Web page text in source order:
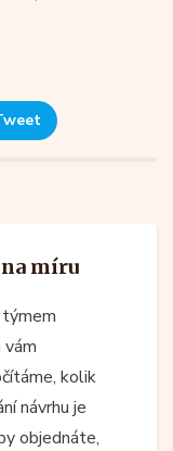
míru
kolik
návrhu je
objednáte,